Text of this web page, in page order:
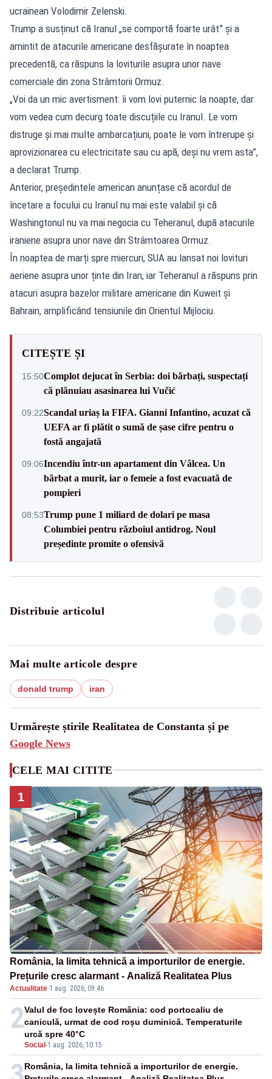
ucrainean Volodimir Zelenski.
Trump a susținut că Iranul „se comportă foarte urât” și a
amintit de atacurile americane desfășurate în noaptea
precedentă, ca răspuns la loviturile asupra unor nave
comerciale din zona Strâmtorii Ormuz.
„Voi da un mic avertisment: îi vom lovi puternic la noapte, dar
vom vedea cum decurg toate discuțiile cu Iranul. Le vom
distruge și mai multe ambarcațiuni, poate le vom întrerupe și
aprovizionarea cu electricitate sau cu apă, deși nu vrem asta”,
a declarat Trump.
Anterior, președintele american anunțase că acordul de
încetare a focului cu Iranul nu mai este valabil și că
Washingtonul nu va mai negocia cu Teheranul, după atacurile
iraniene asupra unor nave din Strâmtoarea Ormuz.
În noaptea de marți spre miercuri, SUA au lansat noi lovituri
aeriene asupra unor ținte din Iran, iar Teheranul a răspuns prin
atacuri asupra bazelor militare americane din Kuweit și
Bahrain, amplificând tensiunile din Orientul Mijlociu.
CITEȘTE ȘI
15:50Complot dejucat în Serbia: doi bărbați, suspectați
că plănuiau asasinarea lui Vučić
09:22Scandal uriaș la FIFA. Gianni Infantino, acuzat că
UEFA ar fi plătit o sumă de șase cifre pentru o
fostă angajată
09:06Incendiu într-un apartament din Vâlcea. Un
bărbat a murit, iar o femeie a fost evacuată de
pompieri
08:53Trump pune 1 miliard de dolari pe masa
Columbiei pentru războiul antidrog. Noul
președinte promite o ofensivă
Distribuie articolul
Mai multe articole despre
donald trump iran
Urmărește știrile Realitatea de Constanta și pe
Google News
CELE MAI CITITE
1
România, la limita tehnică a importurilor de energie.
Prețurile cresc alarmant - Analiză Realitatea Plus
Actualitate·1 aug. 2026, 09:46
2
Social -1 aug. 2026, 10:15
Valul de foc lovește România: cod portocaliu de
caniculă, urmat de cod roșu duminică. Temperaturile
urcă spre 40°C
România, la limita tehnică a importurilor de energie.